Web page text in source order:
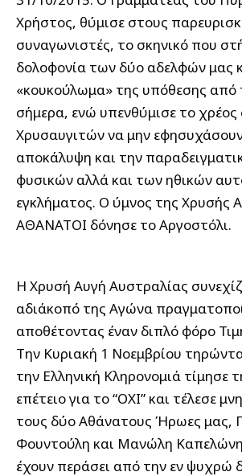
Χρήστος, θύμισε στους
συναγωνιστές, το σκηνικό που
δολοφονία των δύο αδελφών μας
«κουκούλωμα» της υπόθεσης από
σήμερα, ενώ υπενθύμισε το
Χρυσαυγιτών να μην
αποκάλυψη και την
φυσικών αλλά και των ηθικών
εγκλήματος. Ο ύμνος της Χρυσής
ΑΘΑΝΑΤΟΙ δόνησε το Αργοστόλι.
Η Χρυσή Αυγή Αυστραλίας
αδιάκοπό της Αγώνα
αποθέτοντας έναν διπλό φόρο
Την Κυριακή 1 Νοεμβρίου
την Ελληνική Κληρονομιά τίμησε
επέτειο για το “ΟΧΙ” και τέλεσε
τους δύο Αθάνατους Ήρωες μας,
Φουντούλη και Μανώλη
έχουν περάσει από την εν ψυχρώ